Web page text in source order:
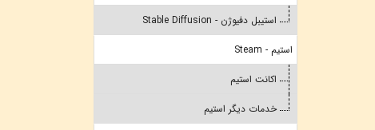
استیبل دفیوژن - Stable Diffusion
استیم - Steam
اکانت استیم
خدمات دیگر استیم